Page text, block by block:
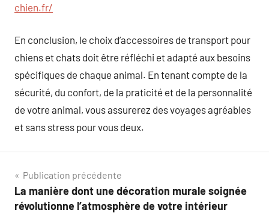
chien.fr/
En conclusion, le choix d’accessoires de transport pour
chiens et chats doit être réfléchi et adapté aux besoins
spécifiques de chaque animal. En tenant compte de la
sécurité, du confort, de la praticité et de la personnalité
de votre animal, vous assurerez des voyages agréables
et sans stress pour vous deux.
Navigation
de
Publication précédente
La manière dont une décoration murale soignée
révolutionne l’atmosphère de votre intérieur